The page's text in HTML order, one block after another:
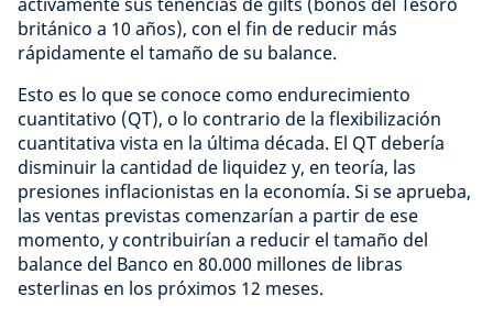
británico a 10 años), con el fin de reducir más
rápidamente el tamaño de su balance.
Esto es lo que se conoce como endurecimiento
cuantitativo (QT), o lo contrario de la flexibilización
cuantitativa vista en la última década. El QT debería
disminuir la cantidad de liquidez y, en teoría, las
presiones inflacionistas en la economía. Si se aprueba,
las ventas previstas comenzarían a partir de ese
momento, y contribuirían a reducir el tamaño del
balance del Banco en 80.000 millones de libras
esterlinas en los próximos 12 meses.